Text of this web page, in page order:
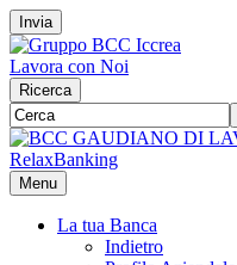
Invia
Lavora con Noi
Ricerca
RelaxBanking
Menu
La tua Banca
Indietro